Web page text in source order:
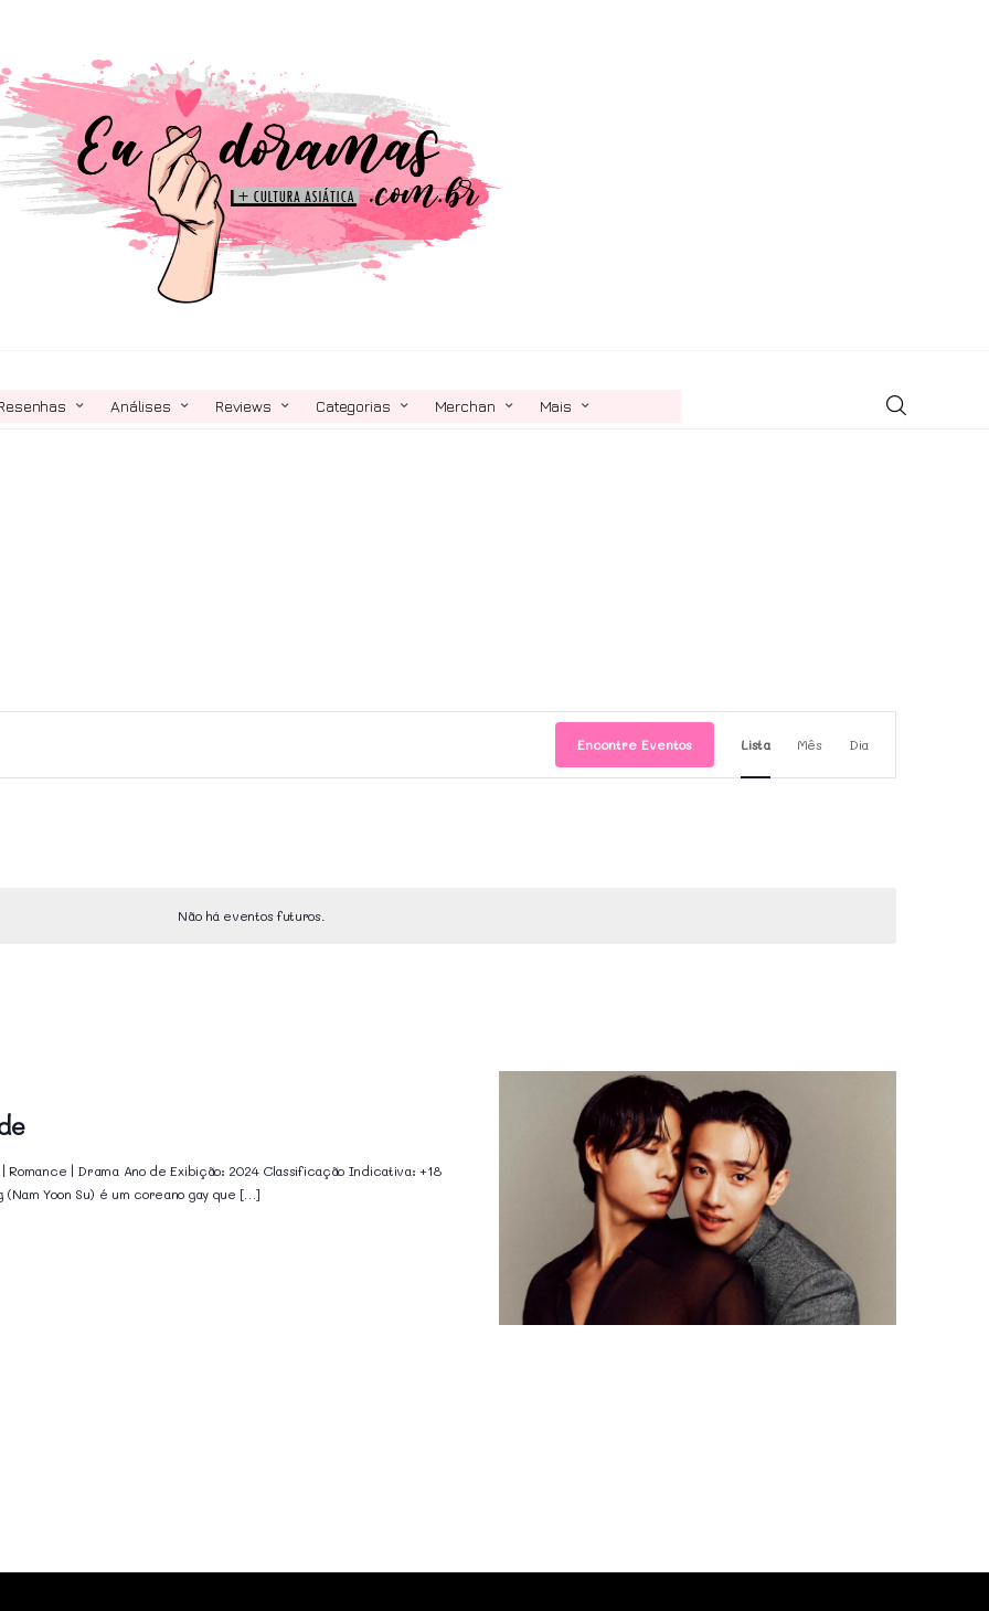
Análises Reviews Categorias Merchan Mais
Não há eventos futuros.
Encontre Eventos
do
Lista Mês Dia
Romance | Drama Ano de Exibição: 2024 Classificação Indicativa: +18
(Nam Yoon Su) é um coreano gay que […]